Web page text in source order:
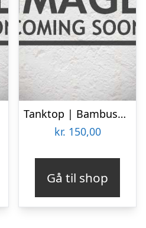
Tanktop | Bambusviskose | Sort
kr. 150,00
Gå til shop